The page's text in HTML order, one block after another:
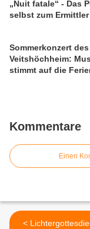
„Nuit fatale“ - Das
selbst zum Ermittler
Sommerkonzert
Veitshöchheim:
stimmt auf die
Kommentare
Einen
< Lichtergottesdienst der